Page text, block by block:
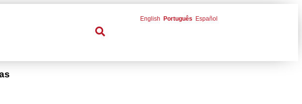
English Português Español